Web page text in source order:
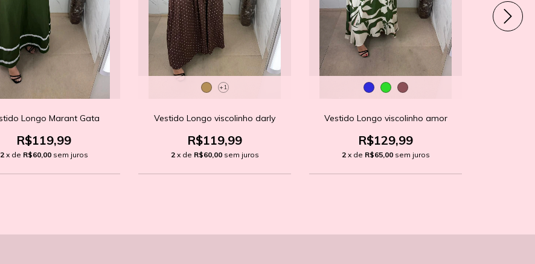
Longo Marant Gata
R$119,99
2 x de R$60,00 sem juros
+1
Vestido Longo viscolinho darly
R$119,99
2 x de R$60,00 sem juros
Vestido Longo viscolinho amor
R$129,99
2 x de R$65,00 sem juros